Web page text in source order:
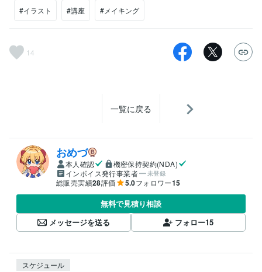
#イラスト #講座 #メイキング
14
一覧に戻る
おめづ
本人確認
機密保持契約(NDA)
インボイス発行事業者
未登録
総販売実績28評価 5.0フォロワー15
無料で見積り相談
メッセージを送る
フォロー15
スケジュール